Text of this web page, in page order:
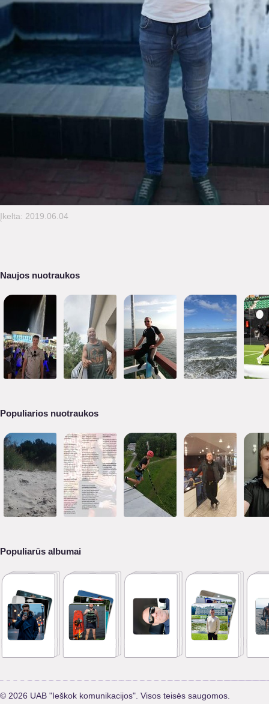
Įkelta: 2019.06.04
Naujos nuotraukos
Populiarios nuotraukos
Populiarūs albumai
© 2026 UAB "Ieškok komunikacijos". Visos teisės saugomos.